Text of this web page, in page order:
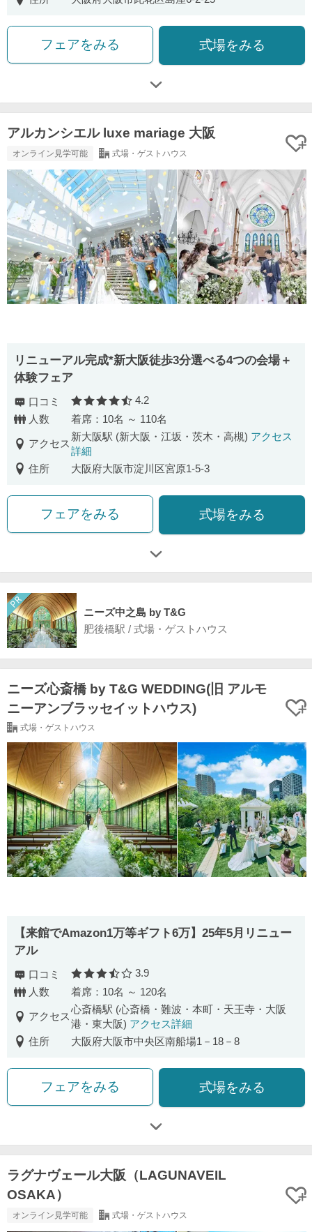
フェアをみる 式場をみる
アルカンシエル luxe mariage 大阪
オンライン見学可能 式場・ゲストハウス
リニューアル完成*新大阪徒歩3分選べる4つの会場＋
体験フェア
口コミ 口コミ評価
4.2
人数
着席：10名 ～ 110名
アクセス
新大阪駅 (新大阪・江坂・茨木・高槻) アクセス
詳細
住所
大阪府大阪市淀川区宮原1-5-3
フェアをみる 式場をみる
ニーズ中之島 by T&G
肥後橋駅 / 式場・ゲストハウス
ニーズ心斎橋 by T&G WEDDING(旧 アルモ
ニーアンブラッセイットハウス)
式場・ゲストハウス
【来館でAmazon1万等ギフト6万】25年5月リニュー
アル
口コミ 口コミ評価
3.9
人数
着席：10名 ～ 120名
アクセス
心斎橋駅 (心斎橋・難波・本町・天王寺・大阪
港・東大阪) アクセス詳細
住所
大阪府大阪市中央区南船場1－18－8
フェアをみる 式場をみる
ラグナヴェール大阪（LAGUNAVEIL
OSAKA）
オンライン見学可能 式場・ゲストハウス